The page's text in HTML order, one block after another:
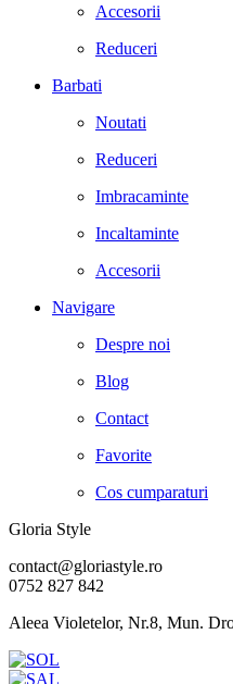
Accesorii
Reduceri
Barbati
Noutati
Reduceri
Imbracaminte
Incaltaminte
Accesorii
Navigare
Despre noi
Blog
Contact
Favorite
Cos cumparaturi
Gloria Style
contact@gloriastyle.ro
0752 827 842
Aleea Violetelor, Nr.8, Mun.